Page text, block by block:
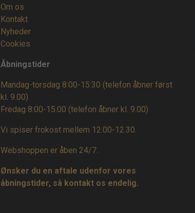
Om os
Kontakt
Nyheder
Cookies
Åbningstider
Mandag-torsdag 8:00-15:30 (telefon åbner først
kl. 9.00)
Fredag 8:00-15:00 (telefon åbner kl. 9.00)
Vi spiser frokost mellem 12.00-12.30.
Webshoppen er åben 24/7.
Ønsker du en aftale udenfor vores
åbningstider, så kontakt os endelig.